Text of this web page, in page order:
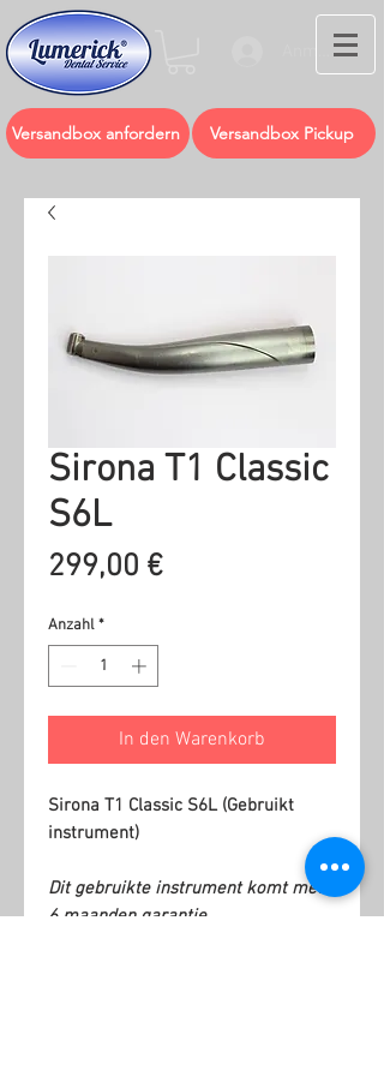
Anmelden
Versandbox anfordern Versandbox Pickup
Sirona T1 Classic
S6L
299,00 €Preis
Anzahl *
In den Warenkorb
Sirona T1 Classic S6L (Gebruikt
instrument)
Dit gebruikte instrument komt met
6 maanden garantie.